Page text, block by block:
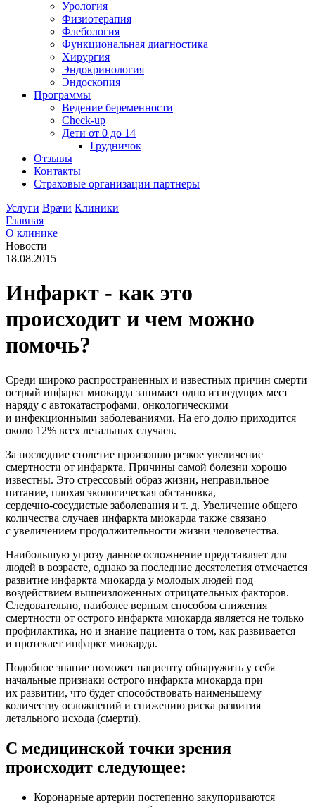
Урология
Физиотерапия
Флебология
Функциональная диагностика
Хирургия
Эндокринология
Эндоскопия
Программы
Ведение беременности
Check-up
Дети от 0 до 14
Грудничок
Отзывы
Контакты
Страховые организации партнеры
Услуги Врачи Клиники
Главная
О клинике
Новости
18.08.2015
Инфаркт - как это
происходит и чем можно
помочь?
Среди широко распространенных и известных причин смерти
острый инфаркт миокарда занимает одно из ведущих мест
наряду с автокатастрофами, онкологическими
и инфекционными заболеваниями. На его долю приходится
около 12% всех летальных случаев.
За последние столетие произошло резкое увеличение
смертности от инфаркта. Причины самой болезни хорошо
известны. Это стрессовый образ жизни, неправильное
питание, плохая экологическая обстановка,
сердечно-сосудистые заболевания и т. д. Увеличение общего
количества случаев инфаркта миокарда также связано
с увеличением продолжительности жизни человечества.
Наибольшую угрозу данное осложнение представляет для
людей в возрасте, однако за последние десятелетия отмечается
развитие инфаркта миокарда у молодых людей под
воздействием вышеизложенных отрицательных факторов.
Следовательно, наиболее верным способом снижения
смертности от острого инфаркта миокарда является не только
профилактика, но и знание пациента о том, как развивается
и протекает инфаркт миокарда.
Подобное знание поможет пациенту обнаружить у себя
начальные признаки острого инфаркта миокарда при
их развитии, что будет способствовать наименьшему
количеству осложнений и снижению риска развития
летального исхода (смерти).
С медицинской точки зрения
происходит следующее:
Коронарные артерии постепенно закупориваются